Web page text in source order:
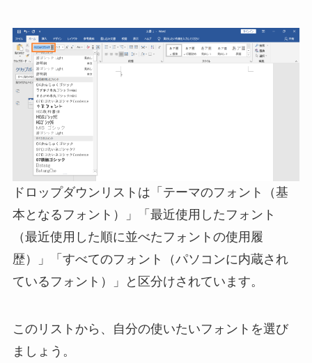
ドロップダウンリストは「テーマのフォント（基
本となるフォント）」「最近使用したフォント
（最近使用した順に並べたフォントの使用履
歴）」「すべてのフォント（パソコンに内蔵され
ているフォント）」と区分けされています。
このリストから、自分の使いたいフォントを選び
ましょう。